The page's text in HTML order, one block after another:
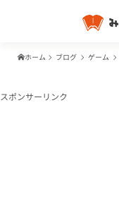
ホーム ブログ ゲーム
スポンサーリンク